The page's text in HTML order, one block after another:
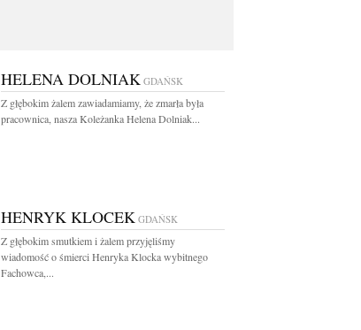
HELENA DOLNIAK GDAŃSK
Z głębokim żalem zawiadamiamy, że zmarła była
pracownica, nasza Koleżanka Helena Dolniak...
HENRYK KLOCEK GDAŃSK
Z głębokim smutkiem i żalem przyjęliśmy
wiadomość o śmierci Henryka Klocka wybitnego
Fachowca,...